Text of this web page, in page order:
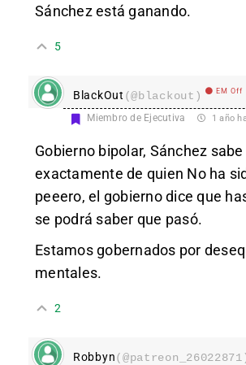
Sánchez está ganando.
5
BlackOut (@blackout) EM Off
Miembro de Ejecutiva 1 año
Gobierno bipolar, Sánchez sabe
exactamente de quien No ha
peeero, el gobierno dice que
se podrá saber que pasó.
Estamos gobernados por
mentales.
2
Robbyn